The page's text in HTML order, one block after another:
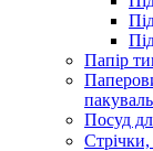
Папір
Посуд